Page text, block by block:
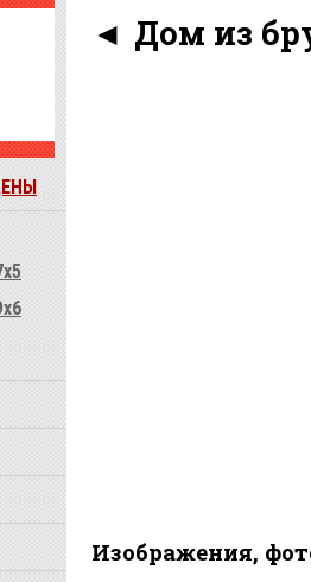
◄ Дом из
Изображения,